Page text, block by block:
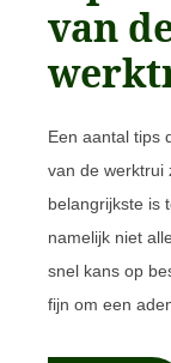
van
Een aantal tips
van de werktrui
belangrijkste is
namelijk niet
snel kans op
fijn om een